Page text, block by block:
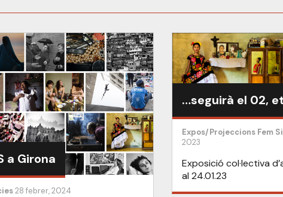
a Girona
28 febrer, 2024
…seguirà el 02,
Expos/Projeccions Fem
2023
Exposició col·lectiva
al 24.01.23